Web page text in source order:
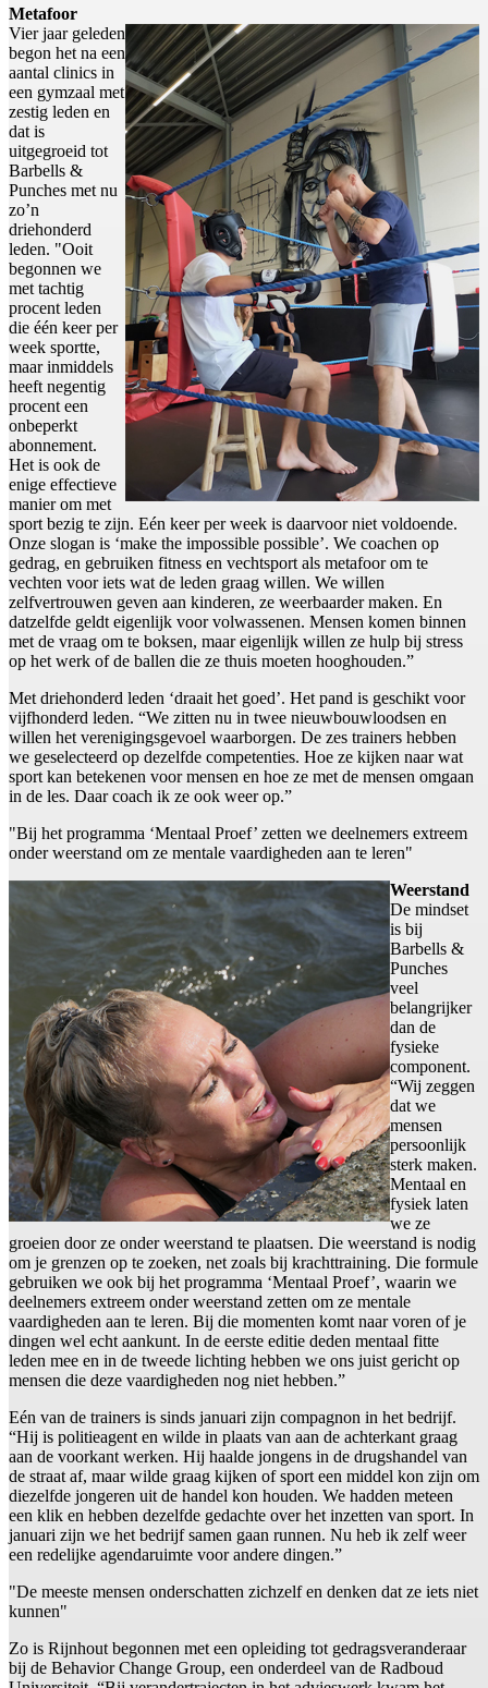
Metafoor
Vier jaar geleden
begon het na een
aantal clinics in
een gymzaal met
zestig leden en
dat is
uitgegroeid tot
Barbells &
Punches met nu
zo’n
driehonderd
leden. "Ooit
begonnen we
met tachtig
procent leden
die één keer per
week sportte,
maar inmiddels
heeft negentig
procent een
onbeperkt
abonnement.
Het is ook de
enige effectieve
manier om met
sport bezig te zijn. Eén keer per week is daarvoor niet voldoende.
Onze slogan is ‘make the impossible possible’. We coachen op
gedrag, en gebruiken fitness en vechtsport als metafoor om te
vechten voor iets wat de leden graag willen. We willen
zelfvertrouwen geven aan kinderen, ze weerbaarder maken. En
datzelfde geldt eigenlijk voor volwassenen. Mensen komen binnen
met de vraag om te boksen, maar eigenlijk willen ze hulp bij stress
op het werk of de ballen die ze thuis moeten hooghouden.”
Met driehonderd leden ‘draait het goed’. Het pand is geschikt voor
vijfhonderd leden. “We zitten nu in twee nieuwbouwloodsen en
willen het verenigingsgevoel waarborgen. De zes trainers hebben
we geselecteerd op dezelfde competenties. Hoe ze kijken naar wat
sport kan betekenen voor mensen en hoe ze met de mensen omgaan
in de les. Daar coach ik ze ook weer op.”
"Bij het programma ‘Mentaal Proef’ zetten we deelnemers extreem
onder weerstand om ze mentale vaardigheden aan te leren"
Weerstand
De mindset
is bij
Barbells &
Punches
veel
belangrijker
dan de
fysieke
component.
“Wij zeggen
dat we
mensen
persoonlijk
sterk maken.
Mentaal en
fysiek laten
we ze
groeien door ze onder weerstand te plaatsen. Die weerstand is nodig
om je grenzen op te zoeken, net zoals bij krachttraining. Die formule
gebruiken we ook bij het programma ‘Mentaal Proef’, waarin we
deelnemers extreem onder weerstand zetten om ze mentale
vaardigheden aan te leren. Bij die momenten komt naar voren of je
dingen wel echt aankunt. In de eerste editie deden mentaal fitte
leden mee en in de tweede lichting hebben we ons juist gericht op
mensen die deze vaardigheden nog niet hebben.”
Eén van de trainers is sinds januari zijn compagnon in het bedrijf.
“Hij is politieagent en wilde in plaats van aan de achterkant graag
aan de voorkant werken. Hij haalde jongens in de drugshandel van
de straat af, maar wilde graag kijken of sport een middel kon zijn om
diezelfde jongeren uit de handel kon houden. We hadden meteen
een klik en hebben dezelfde gedachte over het inzetten van sport. In
januari zijn we het bedrijf samen gaan runnen. Nu heb ik zelf weer
een redelijke agendaruimte voor andere dingen.”
"De meeste mensen onderschatten zichzelf en denken dat ze iets niet
kunnen"
Zo is Rijnhout begonnen met een opleiding tot gedragsveranderaar
bij de Behavior Change Group, een onderdeel van de Radboud